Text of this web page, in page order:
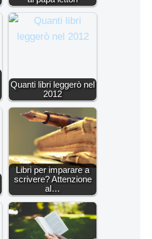
Quanti libri leggerò nel
2012
Libri per imparare a
scrivere? Attenzione
al…